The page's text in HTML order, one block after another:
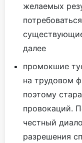
желаемых
далее
промокшие
на трудовом
поэтому
провокаций.
честный
разрешения